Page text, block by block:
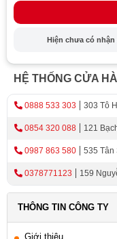
Hiện chưa có
HỆ THỐNG CỬA
0888 533 303 303 Tô
0854 320 088 121
0987 863 580 535 Tân
0378771123
159
THÔNG TIN CÔNG TY
Giới thiệu